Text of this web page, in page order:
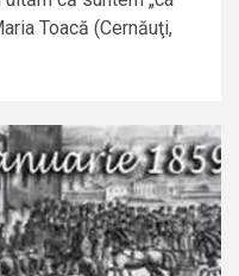
Toacă (Cernăuţi,